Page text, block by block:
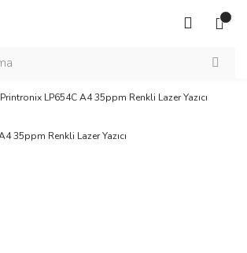
Printronix LP654C A4 35ppm Renkli Lazer Yazıcı